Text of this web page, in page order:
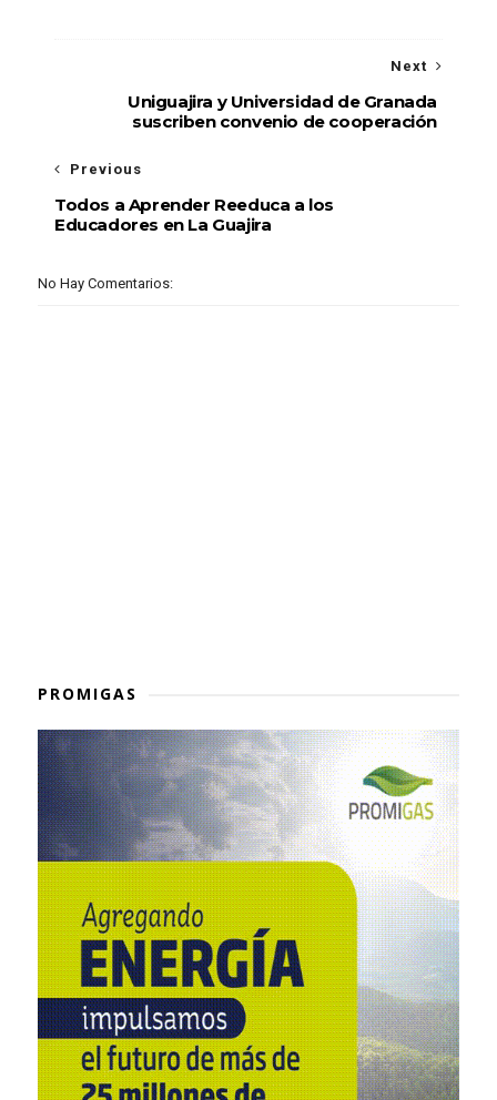
Next
Uniguajira y Universidad de Granada
suscriben convenio de cooperación
Previous
Todos a Aprender Reeduca a los
Educadores en La Guajira
No Hay Comentarios:
PROMIGAS